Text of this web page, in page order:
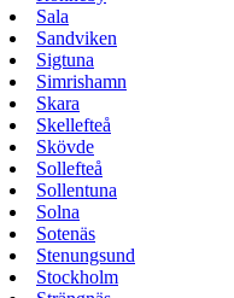
Sala
Sandviken
Sigtuna
Simrishamn
Skara
Skellefteå
Skövde
Sollefteå
Sollentuna
Solna
Sotenäs
Stenungsund
Stockholm